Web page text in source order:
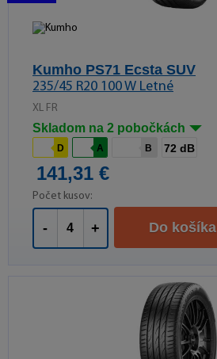
Kumho PS71 Ecsta SUV
235/45 R20 100 W Letné
XL FR
Skladom na 2 pobočkách
D A B 72 dB
141,31 €
Počet kusov:
- + Do košíka